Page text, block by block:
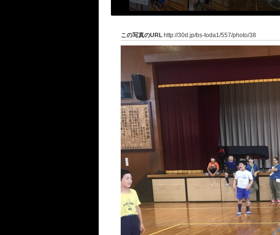
この写真のURL http://30d.jp/bs-toda1/557/photo/38